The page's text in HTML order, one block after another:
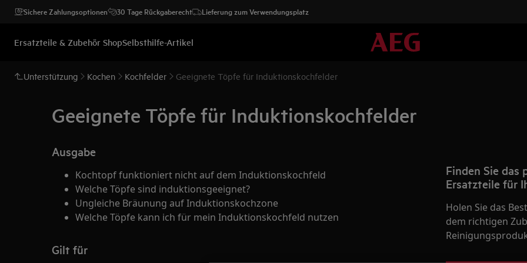
Sichere Zahlungsoptionen 30 Tage Rückgaberecht Lieferung zum Verwendungsplatz
Ersatzteile & Zubehör ShopSelbsthilfe-Artikel
Unterstützung Kochen Kochfelder Geeignete Töpfe für Induktionskochfelder
Geeignete Töpfe für Induktionskochfelder
Ausgabe
Kochtopf funktioniert nicht auf dem Induktionskochfeld
Welche Töpfe sind induktionsgeeignet?
Ungleiche Bräunung auf Induktionskochzone
Welche Töpfe kann ich für mein Induktionskochfeld nutzen
Gilt für
Finden Sie das
Ersatzteile für
Holen Sie das
dem richtigen